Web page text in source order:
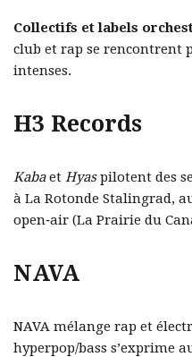
Collectifs et labels
club et rap se rencontrent
intenses.
H3 Records
Kabaet Hyaspilotent des
à La Rotonde Stalingrad,
open‑air (La Prairie du
NAVA
NAVA mélange rap et
hyperpop/bass s’exprime